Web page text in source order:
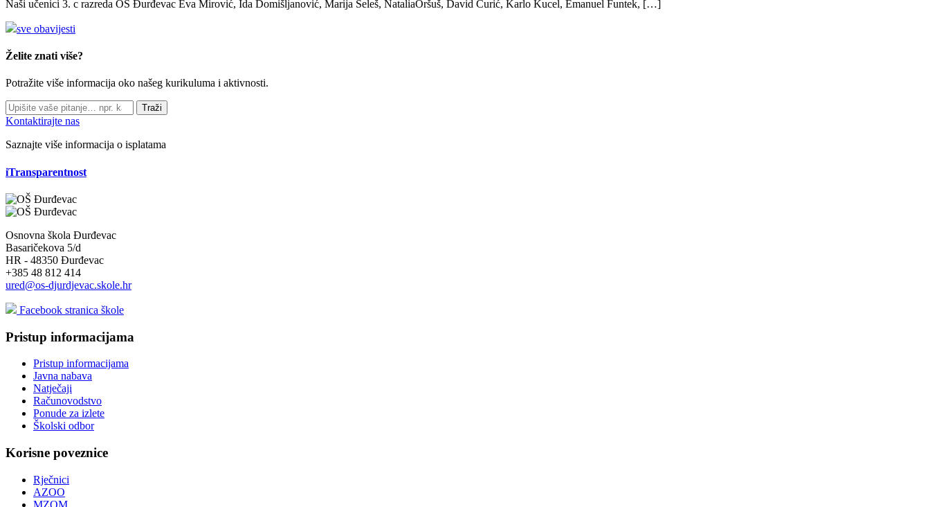
Naši učenici 3. c razreda OŠ Đurđevac Eva Mirović, Ida Domišljanović, Marija Seleš, NataliaOršuš, David Ćurić, Karlo Kucel, Emanuel Funtek, […]
sve obavijesti
Želite znati više?
Potražite više informacija oko našeg kurikuluma i aktivnosti.
Traži
Kontaktirajte nas
Saznajte više informacija o isplatama
iTransparentnost
Osnovna škola Đurđevac
Basaričekova 5/d
HR - 48350 Đurđevac
+385 48 812 414
ured@os-djurdjevac.skole.hr
Facebook stranica škole
Pristup informacijama
Pristup informacijama
Javna nabava
Natječaji
Računovodstvo
Ponude za izlete
Školski odbor
Korisne poveznice
Rječnici
AZOO
MZOM